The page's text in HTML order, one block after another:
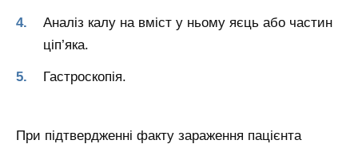
Аналіз калу на вміст у ньому яєць або частин
ціп’яка.
Гастроскопія.
При підтвердженні факту зараження пацієнта